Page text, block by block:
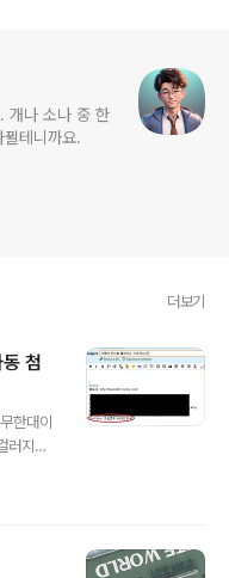
개나 소나 중 한
테니까요.
더보기
첨
한대이
러지기
봤습
니다.